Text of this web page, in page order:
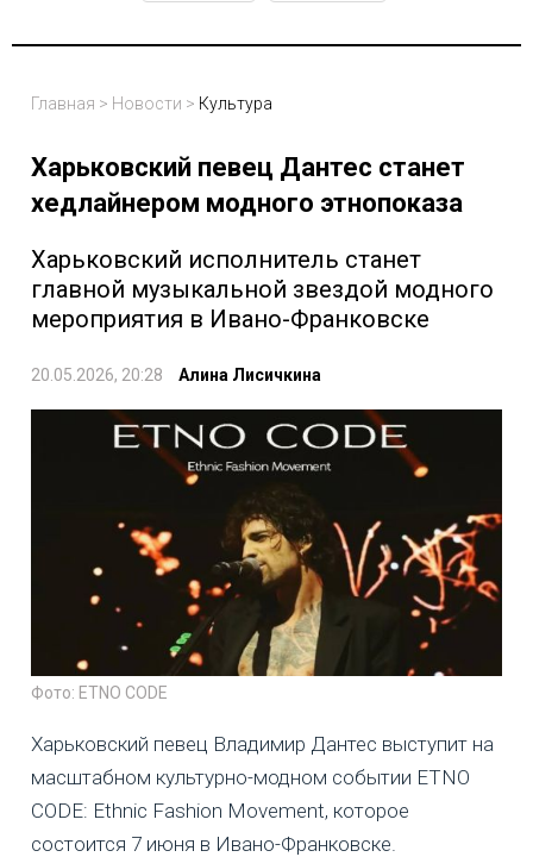
Главная > Новости > Культура
Харьковский певец Дантес станет
хедлайнером модного этнопоказа
Харьковский исполнитель станет
главной музыкальной звездой модного
мероприятия в Ивано-Франковске
20.05.2026, 20:28 Алина Лисичкина
Фото: ETNO CODE
Харьковский певец Владимир Дантес выступит на
масштабном культурно-модном событии ETNO
CODE: Ethnic Fashion Movement, которое
состоится 7 июня в Ивано-Франковске.